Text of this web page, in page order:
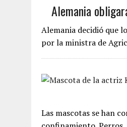
Alemania
Alemania decidió que
por la ministra de
Las mascotas se han